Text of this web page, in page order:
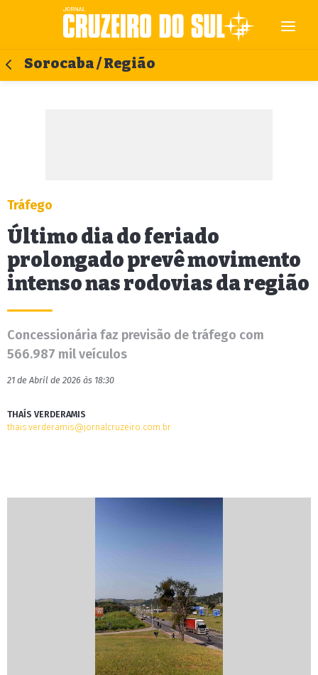
Sorocaba / Região
Tráfego
Último dia do feriado
prolongado prevê movimento
intenso nas rodovias da região
Concessionária faz previsão de tráfego com
566.987 mil veículos
21 de Abril de 2026 às 18:30
THAÍS VERDERAMIS
thais.verderamis@jornalcruzeiro.com.br